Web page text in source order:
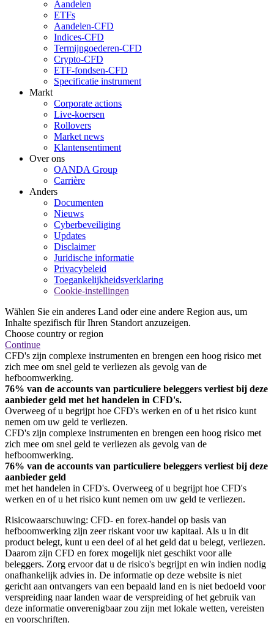
Aandelen
ETFs
Aandelen-CFD
Indices-CFD
Termijngoederen-CFD
Crypto-CFD
ETF-fondsen-CFD
Specificatie instrument
Markt
Corporate actions
Live-koersen
Rollovers
Market news
Klantensentiment
Over ons
OANDA Group
Carrière
Anders
Documenten
Nieuws
Cyberbeveiliging
Updates
Disclaimer
Juridische informatie
Privacybeleid
Toegankelijkheidsverklaring
Cookie-instellingen
Wählen Sie ein anderes Land oder eine andere Region aus, um
Inhalte spezifisch für Ihren Standort anzuzeigen.
Choose country or region
Continue
CFD's zijn complexe instrumenten en brengen een hoog risico met
zich mee om snel geld te verliezen als gevolg van de
hefboomwerking.
76% van de accounts van particuliere beleggers verliest bij deze
aanbieder geld met het handelen in CFD's.
Overweeg of u begrijpt hoe CFD's werken en of u het risico kunt
nemen om uw geld te verliezen.
CFD's zijn complexe instrumenten en brengen een hoog risico met
zich mee om snel geld te verliezen als gevolg van de
hefboomwerking.
76% van de accounts van particuliere beleggers verliest bij deze
aanbieder geld
met het handelen in CFD's. Overweeg of u begrijpt hoe CFD's
werken en of u het risico kunt nemen om uw geld te verliezen.
Risicowaarschuwing: CFD- en forex-handel op basis van
hefboomwerking zijn zeer riskant voor uw kapitaal. Als u in dit
product belegt, kunt u een deel of al het geld dat u belegt, verliezen.
Daarom zijn CFD en forex mogelijk niet geschikt voor alle
beleggers. Zorg ervoor dat u de risico's begrijpt en win indien nodig
onafhankelijk advies in. De informatie op deze website is niet
gericht aan ontvangers van een bepaald land en is niet bedoeld voor
verspreiding naar landen waar de verspreiding of het gebruik van
deze informatie onverenigbaar zou zijn met lokale wetten, vereisten
en voorschriften.